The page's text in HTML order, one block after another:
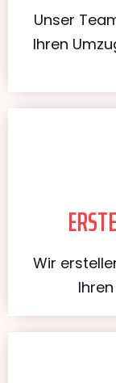
Unser
Ihren
Wir